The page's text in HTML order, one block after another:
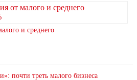
и среднего
почти треть малого бизнеса